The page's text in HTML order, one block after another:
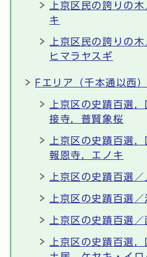
上京区民の誇りの
キ
上京区民の誇りの
ヒマラヤスギ
Fエリア（千本通以西）
上京区の史蹟百選
接寺，普賢象桜
上京区の史蹟百選
報恩寺，エノキ
上京区の史蹟百選
上京区の史蹟百選
上京区の史蹟百選
上京区の史蹟百選